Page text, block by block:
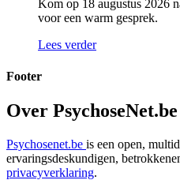
Kom op 18 augustus 2026
voor een warm gesprek.
Lees verder
Footer
Over PsychoseNet.be
Psychosenet.be is een open,
ervaringsdeskundigen,
privacyverklaring.